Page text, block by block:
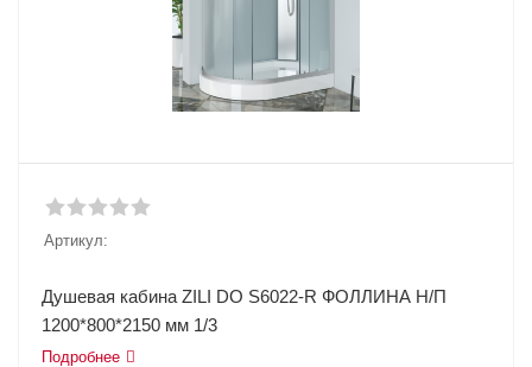
Артикул:
Душевая кабина ZILI DO S6022-R ФОЛЛИНА Н/П
1200*800*2150 мм 1/3
Подробнее